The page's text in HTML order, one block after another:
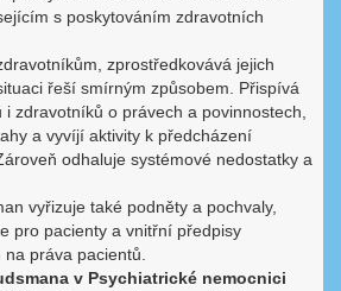
s poskytováním zdravotních
zprostředkovává jejich
řeší smírným způsobem. Přispívá
i zdravotníků o právech a povinnostech,
a vyvíjí aktivity k předcházení
odhaluje systémové nedostatky a
vyřizuje také podněty a pochvaly,
pro pacienty a vnitřní předpisy
na práva pacientů.
v Psychiatrické nemocnici